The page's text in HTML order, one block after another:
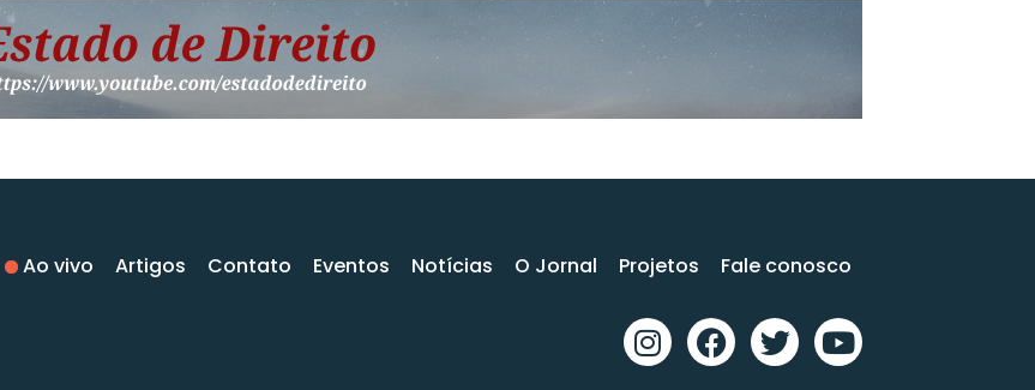
Ao vivo Artigos Contato Eventos Notícias O Jornal Projetos Fale conosco